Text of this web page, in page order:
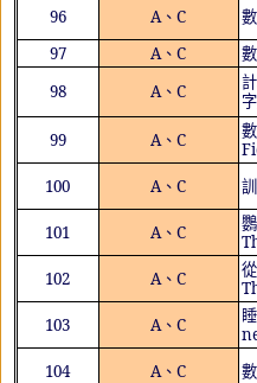
96 A、C
97
A、C
98
A、C
99
A、C
100
A、C
101 A、C
102
A、C
103
A、C
104
A、C